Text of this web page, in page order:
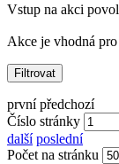
Vstup na akci
Akce je vhodná pro
první předchozí
Číslo stránky
další poslední
Počet na stránku